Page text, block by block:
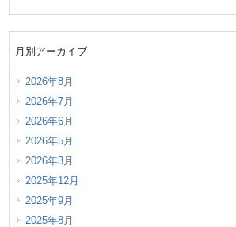
月別アーカイブ
2026年8月
2026年7月
2026年6月
2026年5月
2026年3月
2025年12月
2025年9月
2025年8月